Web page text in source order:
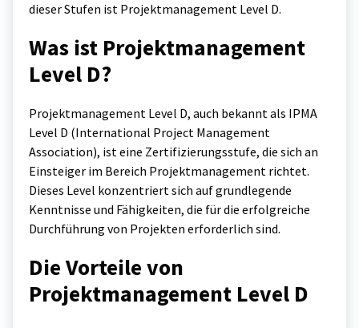
dieser Stufen ist Projektmanagement Level D.
Was ist Projektmanagement
Level D?
Projektmanagement Level D, auch bekannt als IPMA
Level D (International Project Management
Association), ist eine Zertifizierungsstufe, die sich an
Einsteiger im Bereich Projektmanagement richtet.
Dieses Level konzentriert sich auf grundlegende
Kenntnisse und Fähigkeiten, die für die erfolgreiche
Durchführung von Projekten erforderlich sind.
Die Vorteile von
Projektmanagement Level D